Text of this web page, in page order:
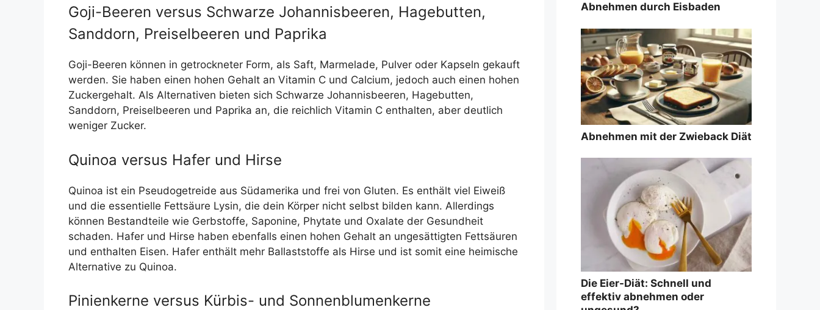
Goji-Beeren versus Schwarze Johannisbeeren, Hagebutten,
Sanddorn, Preiselbeeren und Paprika
Goji-Beeren können in getrockneter Form, als Saft, Marmelade, Pulver oder Kapseln gekauft
werden. Sie haben einen hohen Gehalt an Vitamin C und Calcium, jedoch auch einen hohen
Zuckergehalt. Als Alternativen bieten sich Schwarze Johannisbeeren, Hagebutten,
Sanddorn, Preiselbeeren und Paprika an, die reichlich Vitamin C enthalten, aber deutlich
weniger Zucker.
Quinoa versus Hafer und Hirse
Quinoa ist ein Pseudogetreide aus Südamerika und frei von Gluten. Es enthält viel Eiweiß
und die essentielle Fettsäure Lysin, die dein Körper nicht selbst bilden kann. Allerdings
können Bestandteile wie Gerbstoffe, Saponine, Phytate und Oxalate der Gesundheit
schaden. Hafer und Hirse haben ebenfalls einen hohen Gehalt an ungesättigten Fettsäuren
und enthalten Eisen. Hafer enthält mehr Ballaststoffe als Hirse und ist somit eine heimische
Alternative zu Quinoa.
Pinienkerne versus Kürbis- und Sonnenblumenkerne
Abnehmen durch Eisbaden
Abnehmen mit der Zwieback Diät
Die Eier-Diät: Schnell und
effektiv abnehmen oder